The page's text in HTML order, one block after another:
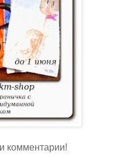
комментарии!